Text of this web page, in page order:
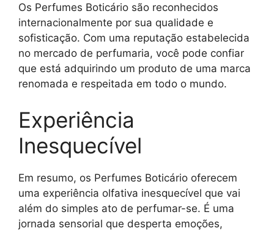
Os Perfumes Boticário são reconhecidos
internacionalmente por sua qualidade e
sofisticação. Com uma reputação estabelecida
no mercado de perfumaria, você pode confiar
que está adquirindo um produto de uma marca
renomada e respeitada em todo o mundo.
Experiência
Inesquecível
Em resumo, os Perfumes Boticário oferecem
uma experiência olfativa inesquecível que vai
além do simples ato de perfumar-se. É uma
jornada sensorial que desperta emoções,